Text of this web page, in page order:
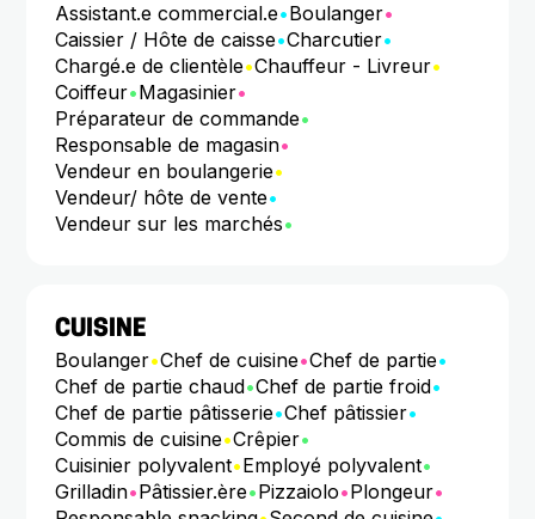
Assistant.e commercial.e•Boulanger•
Caissier / Hôte de caisse•Charcutier•
Chargé.e de clientèle•Chauffeur - Livreur•
Coiffeur•Magasinier•
Préparateur de commande•
Responsable de magasin•
Vendeur en boulangerie•
Vendeur/ hôte de vente•
Vendeur sur les marchés•
CUISINE
Boulanger•Chef de cuisine•Chef de partie•
Chef de partie chaud•Chef de partie froid•
Chef de partie pâtisserie•Chef pâtissier•
Commis de cuisine•Crêpier•
Cuisinier polyvalent•Employé polyvalent•
Grilladin•Pâtissier.ère•Pizzaiolo•Plongeur•